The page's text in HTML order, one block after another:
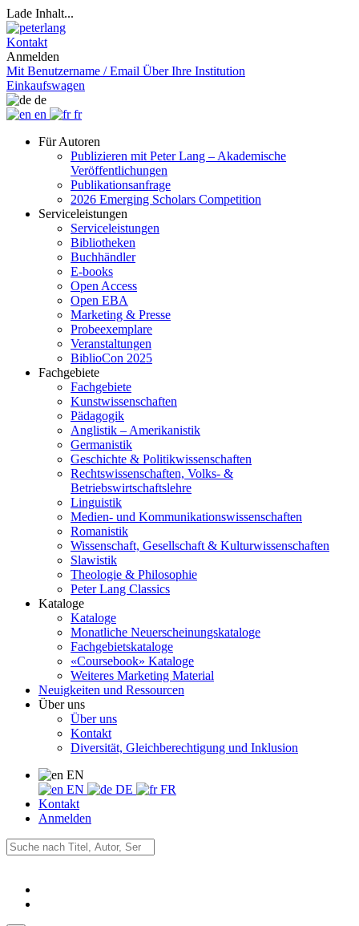
Lade Inhalt...
Kontakt
Anmelden
Mit Benutzername / Email Über Ihre Institution
Einkaufswagen
de
en
fr
Für Autoren
Publizieren mit Peter Lang – Akademische
Veröffentlichungen
Publikationsanfrage
2026 Emerging Scholars Competition
Serviceleistungen
Serviceleistungen
Bibliotheken
Buchhändler
E-books
Open Access
Open EBA
Marketing & Presse
Probeexemplare
Veranstaltungen
BiblioCon 2025
Fachgebiete
Fachgebiete
Kunstwissenschaften
Pädagogik
Anglistik – Amerikanistik
Germanistik
Geschichte & Politikwissenschaften
Rechtswissenschaften, Volks- &
Betriebswirtschaftslehre
Linguistik
Medien- und Kommunikationswissenschaften
Romanistik
Wissenschaft, Gesellschaft & Kulturwissenschaften
Slawistik
Theologie & Philosophie
Peter Lang Classics
Kataloge
Kataloge
Monatliche Neuerscheinungskataloge
Fachgebietskataloge
«Coursebook» Kataloge
Weiteres Marketing Material
Neuigkeiten und Ressourcen
Über uns
Über uns
Kontakt
Diversität, Gleichberechtigung und Inklusion
EN
EN
DE
FR
Kontakt
Anmelden